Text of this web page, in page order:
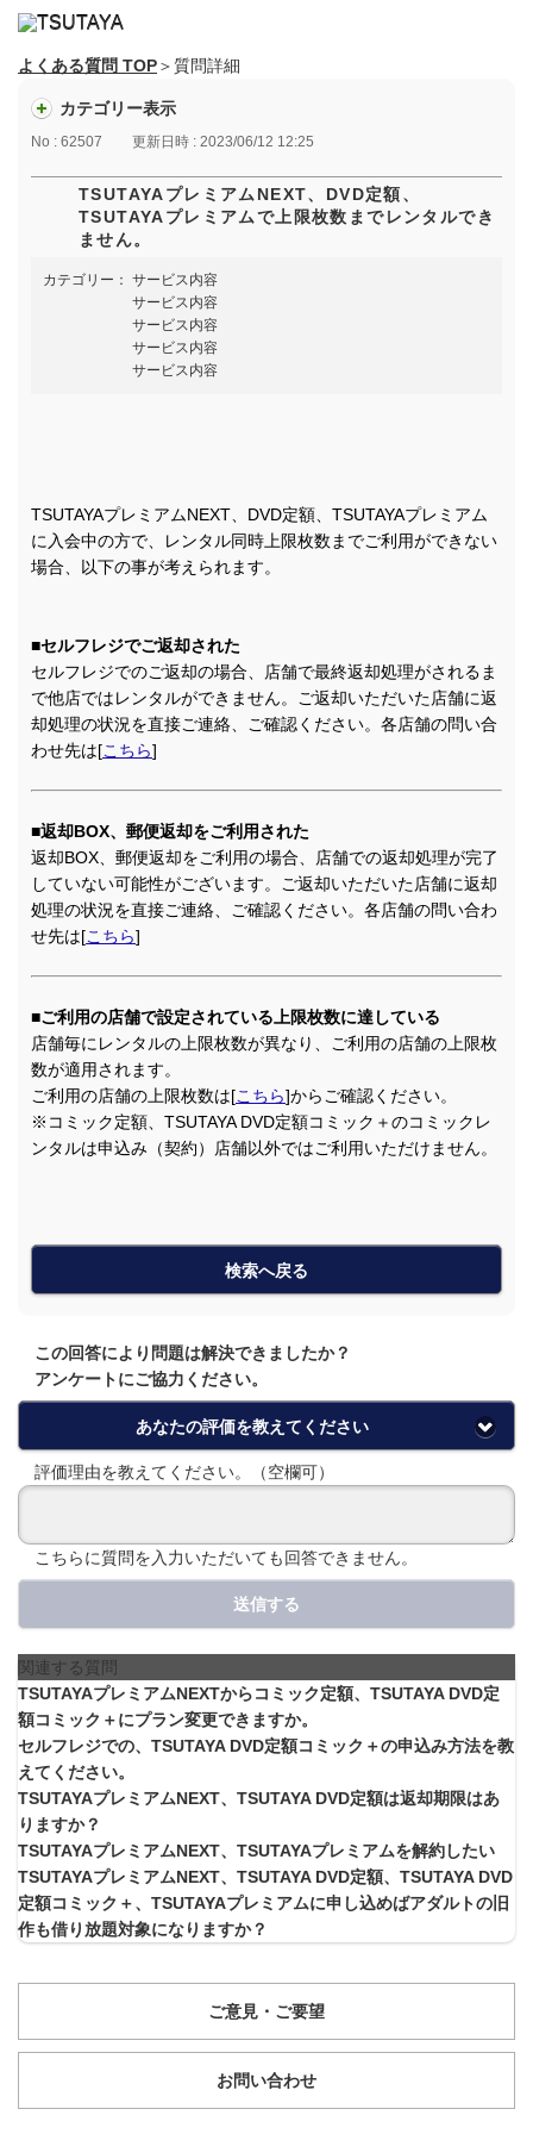
よくある質問 TOP＞質問詳細
カテゴリー表示
No : 62507 更新日時 : 2023/06/12 12:25
TSUTAYAプレミアムNEXT、DVD定額、
TSUTAYAプレミアムで上限枚数までレンタルでき
ません。
カテゴリー： サービス内容
サービス内容
サービス内容
サービス内容
サービス内容
TSUTAYAプレミアムNEXT、DVD定額、TSUTAYAプレミアム
に入会中の方で、レンタル同時上限枚数までご利用ができない
場合、以下の事が考えられます。
■セルフレジでご返却された
セルフレジでのご返却の場合、店舗で最終返却処理がされるま
で他店ではレンタルができません。ご返却いただいた店舗に返
却処理の状況を直接ご連絡、ご確認ください。各店舗の問い合
わせ先は[こちら]
■返却BOX、郵便返却をご利用された
返却BOX、郵便返却をご利用の場合、店舗での返却処理が完了
していない可能性がございます。ご返却いただいた店舗に返却
処理の状況を直接ご連絡、ご確認ください。各店舗の問い合わ
せ先は[こちら]
■ご利用の店舗で設定されている上限枚数に達している
店舗毎にレンタルの上限枚数が異なり、ご利用の店舗の上限枚
数が適用されます。
ご利用の店舗の上限枚数は[こちら]からご確認ください。
※コミック定額、TSUTAYA DVD定額コミック＋のコミックレ
ンタルは申込み（契約）店舗以外ではご利用いただけません。
検索へ戻る
この回答により問題は解決できましたか？
アンケートにご協力ください。
あなたの評価を教えてください
評価理由を教えてください。（空欄可）
こちらに質問を入力いただいても回答できません。
送信する
関連する質問
TSUTAYAプレミアムNEXTからコミック定額、TSUTAYA DVD定
額コミック＋にプラン変更できますか。
セルフレジでの、TSUTAYA DVD定額コミック＋の申込み方法を教
えてください。
TSUTAYAプレミアムNEXT、TSUTAYA DVD定額は返却期限はあ
りますか？
TSUTAYAプレミアムNEXT、TSUTAYAプレミアムを解約したい
TSUTAYAプレミアムNEXT、TSUTAYA DVD定額、TSUTAYA DVD
定額コミック＋、TSUTAYAプレミアムに申し込めばアダルトの旧
作も借り放題対象になりますか？
ご意見・ご要望
お問い合わせ